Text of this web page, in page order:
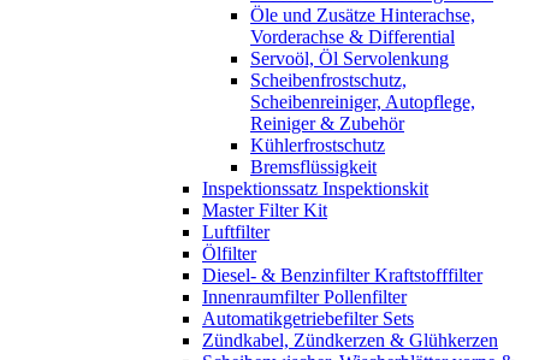
Öle und Zusätze Hinterachse,
Vorderachse & Differential
Servoöl, Öl Servolenkung
Scheibenfrostschutz,
Scheibenreiniger, Autopflege,
Reiniger & Zubehör
Kühlerfrostschutz
Bremsflüssigkeit
Inspektionssatz Inspektionskit
Master Filter Kit
Luftfilter
Ölfilter
Diesel- & Benzinfilter Kraftstofffilter
Innenraumfilter Pollenfilter
Automatikgetriebefilter Sets
Zündkabel, Zündkerzen & Glühkerzen